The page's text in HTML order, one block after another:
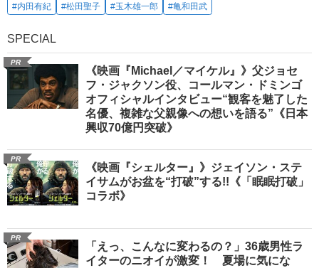
#内田有紀
#松田聖子 #玉木雄一郎 #亀和田武
SPECIAL
PR
《映画『Michael／マイケル』》父ジョセ
フ・ジャクソン役、コールマン・ドミンゴ
オフィシャルインタビュー“観客を魅了した
名優、複雑な父親像への想いを語る”《日本
興収70億円突破》
PR
《映画『シェルター』》ジェイソン・ステ
イサムがお盆を“打破”する!!《「眠眠打破」
コラボ》
PR
「えっ、こんなに変わるの？」36歳男性ラ
イターのニオイが激変！ 夏場に気にな